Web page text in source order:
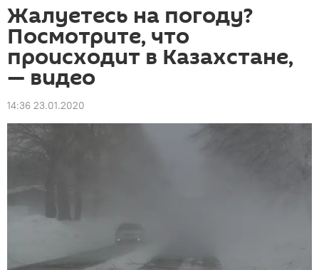
Жалуетесь на погоду?
Посмотрите, что
происходит в Казахстане,
— видео
14:36 23.01.2020